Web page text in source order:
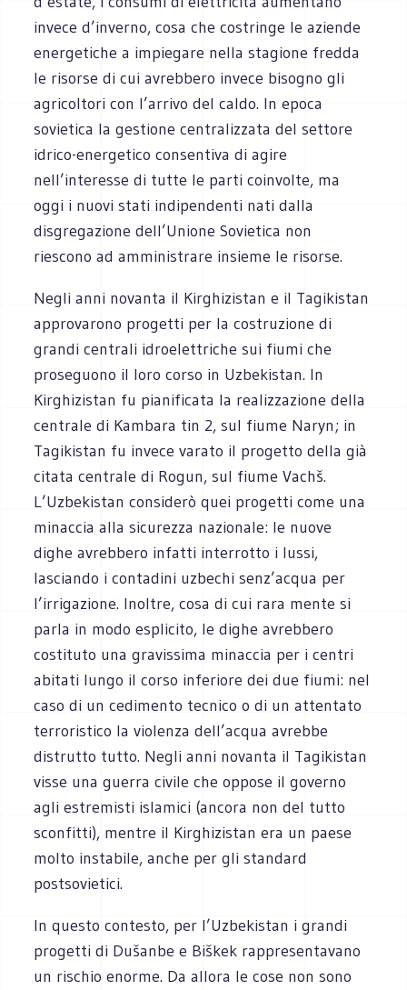
invece d’inverno, cosa che costringe le aziende
energetiche a impiegare nella stagione fredda
le risorse di cui avrebbero invece bisogno gli
agricoltori con l’arrivo del caldo. In epoca
sovietica la gestione centralizzata del settore
idrico-energetico consentiva di agire
nell’interesse di tutte le parti coinvolte, ma
oggi i nuovi stati indipendenti nati dalla
disgregazione dell’Unione Sovietica non
riescono ad amministrare insieme le risorse.
Negli anni novanta il Kirghizistan e il Tagikistan
approvarono progetti per la costruzione di
grandi centrali idroelettriche sui fiumi che
proseguono il loro corso in Uzbekistan. In
Kirghizistan fu pianificata la realizzazione della
centrale di Kambara tin 2, sul fiume Naryn; in
Tagikistan fu invece varato il progetto della già
citata centrale di Rogun, sul fiume Vachš.
L’Uzbekistan considerò quei progetti come una
minaccia alla sicurezza nazionale: le nuove
dighe avrebbero infatti interrotto i lussi,
lasciando i contadini uzbechi senz’acqua per
l’irrigazione. Inoltre, cosa di cui rara mente si
parla in modo esplicito, le dighe avrebbero
costituto una gravissima minaccia per i centri
abitati lungo il corso inferiore dei due fiumi: nel
caso di un cedimento tecnico o di un attentato
terroristico la violenza dell’acqua avrebbe
distrutto tutto. Negli anni novanta il Tagikistan
visse una guerra civile che oppose il governo
agli estremisti islamici (ancora non del tutto
sconfitti), mentre il Kirghizistan era un paese
molto instabile, anche per gli standard
postsovietici.
In questo contesto, per l’Uzbekistan i grandi
progetti di Dušanbe e Biškek rappresentavano
un rischio enorme. Da allora le cose non sono